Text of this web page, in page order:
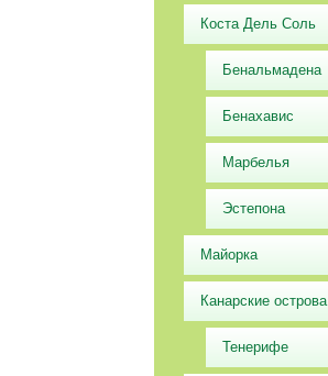
Коста Дель Соль
Бенальмадена
Бенахавис
Марбелья
Эстепона
Майорка
Канарские острова
Тенерифе